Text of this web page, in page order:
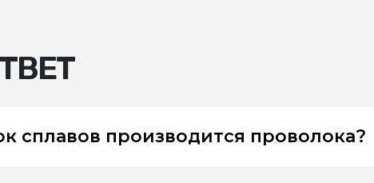
сплавов производится проволока?